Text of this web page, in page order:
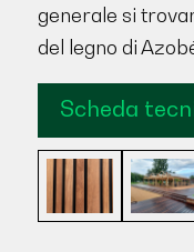
generale si
del legno di
Scheda